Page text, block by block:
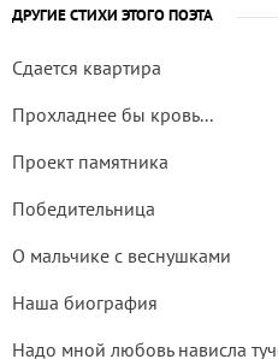
ДРУГИЕ СТИХИ ЭТОГО ПОЭТА
Сдается квартира
Прохладнее бы кровь...
Проект памятника
Победительница
О мальчике с веснушками
Наша биография
Надо мной любовь нависла